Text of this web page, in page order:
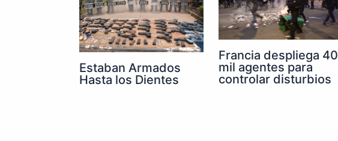
Estaban Armados
Hasta los Dientes
Francia despliega 40
mil agentes para
controlar disturbios